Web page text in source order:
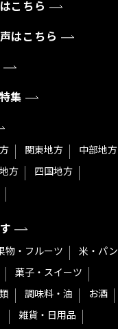
こちら
はこちら
集
関東地方
中部地方
方
四国地方
物・フルーツ
米・パン
菓子・スイーツ
調味料・油
お酒
雑貨・日用品